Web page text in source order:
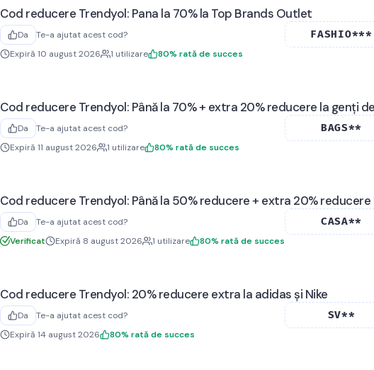
Cod reducere Trendyol: Pana la 70% la Top Brands Outlet
Da Te-a ajutat acest cod? FASHIO***
Expiră 10 august 2026 1 utilizare 80% rată de succes
Cod reducere Trendyol: Până la 70% + extra 20% reducere la genți
Da Te-a ajutat acest cod? BAGS**
Expiră 11 august 2026 1 utilizare 80% rată de succes
Cod reducere Trendyol: Până la 50% reducere + extra 20%
Da Te-a ajutat acest cod? CASA**
Verificat Expiră 8 august 2026 1 utilizare 80% rată de succes
Cod reducere Trendyol: 20% reducere extra la adidas și Nike
Da Te-a ajutat acest cod? SV**
Expiră 14 august 2026 80% rată de succes